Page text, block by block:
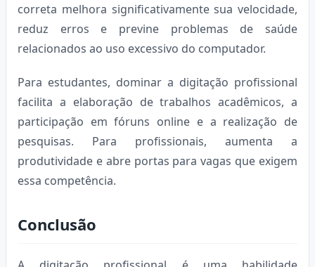
correta melhora significativamente sua velocidade,
reduz erros e previne problemas de saúde
relacionados ao uso excessivo do computador.
Para estudantes, dominar a digitação profissional
facilita a elaboração de trabalhos acadêmicos, a
participação em fóruns online e a realização de
pesquisas. Para profissionais, aumenta a
produtividade e abre portas para vagas que exigem
essa competência.
Conclusão